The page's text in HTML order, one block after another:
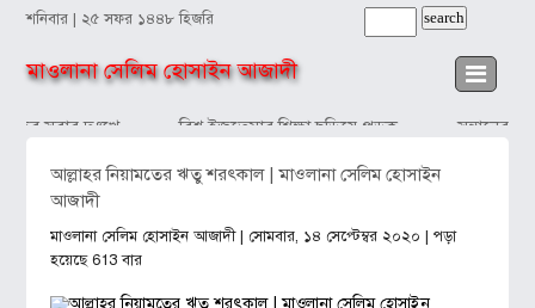
শনিবার | ২৫ সফর ১৪৪৮ হিজরি
মাওলানা সেলিম হোসাইন আজাদী
সবার দুঃখে বিশ্ব ইজতেমার শিক্ষা ছড়িয়ে পড়ুক সন্তানের
আল্লাহর নিয়ামতের ঋতু শরৎকাল | মাওলানা সেলিম হোসাইন
আজাদী
মাওলানা সেলিম হোসাইন আজাদী| সোমবার, ১৪ সেপ্টেম্বর ২০২০ | পড়া
হয়েছে 613 বার